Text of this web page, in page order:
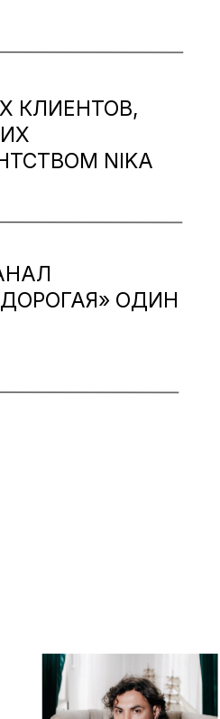
КЛИЕНТОВ,
NIKA
ДОРОГАЯ» ОДИН